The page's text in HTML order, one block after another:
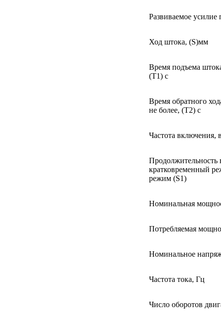
Развиваемое усилие
Ход штока, (S)мм
Время подъема
(Т1) с
Время обратного
не более, (Т2) с
Частота включения,
Продолжительность
кратковременный
режим (S1)
Номинальная
Потребляемая
Номинальное
Частота тока, Гц
Число оборотов